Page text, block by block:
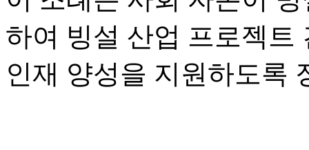
하여 빙설 산업 프로젝트
인재 양성을 지원하도록